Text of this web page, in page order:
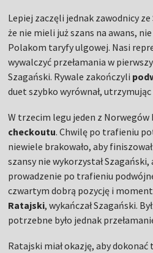
Lepiej zaczęli jednak zawodnicy
że nie mieli już szans na awans,
Polakom taryfy ulgowej. Nasi
wywalczyć przełamania w
Szagański. Rywale zakończyli
duet szybko wyrównał,
W trzecim legu jeden z Norwegów
checkoutu. Chwilę po trafieniu
niewiele brakowało, aby
szansy nie wykorzystał
prowadzenie po trafieniu
czwartym dobrą pozycję i moment
Ratajski, wykańczał Szagański.
potrzebne było jednak
Ratajski miał okazję, aby